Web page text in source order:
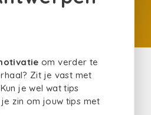
om verder te
Zit je vast met
je wel wat tips
zin om jouw tips met